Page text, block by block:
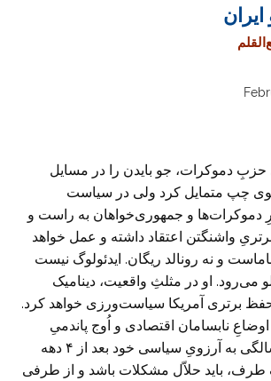
دموکرات، جو بایدن را در مسایل
چپ متمایل کرد ولی در سیاست
دموکرات‌ها و جمهوری‌خواهان به راست و
واشنگتن اعتقاد داشته و عمل خواهد
و نه رونالد ریگان. ایدئولوگ نیست
می‌رود. او در مثلثِ واقعیت، دینامیک
برتری آمریکا سیاست‌ورزی خواهد کرد.
نابسامان اقتصادی و اُوج پاندمیِ
کرونا در سن ۷۸ سالگی به آرزویِ سیاسی خود بعد از ۴ دهه
باید حلاّل مشکلات باشد و از طرفی